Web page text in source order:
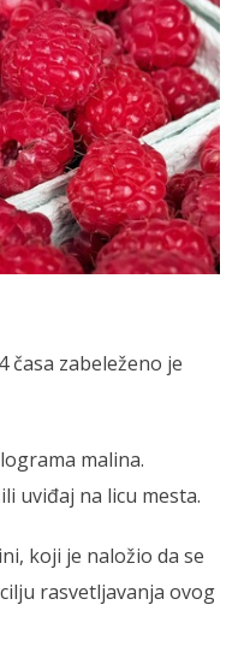
zabeleženo je
malina.
uviđaj na licu mesta.
koji je naložio da se
rasvetljavanja ovog